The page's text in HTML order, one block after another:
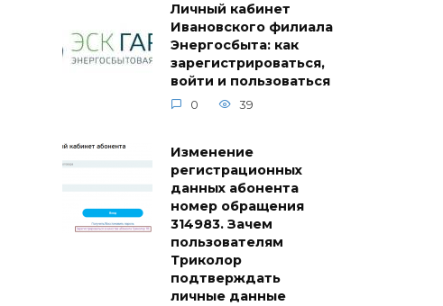
Личный кабинет
Ивановского филиала
Энергосбыта: как
зарегистрироваться,
войти и пользоваться
0 39
Изменение
регистрационных
данных абонента
номер обращения
314983. Зачем
пользователям
Триколор
подтверждать
личные данные